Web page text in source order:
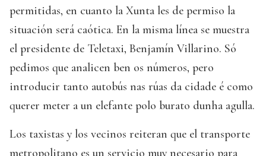
permitidas, en cuanto la Xunta les de permiso la
situación será caótica. En la misma línea se muestra
el presidente de Teletaxi, Benjamín Villarino. Só
pedimos que analicen ben os números, pero
introducir tanto autobús nas rúas da cidade é como
querer meter a un elefante polo burato dunha agulla.
Los taxistas y los vecinos reiteran que el transporte